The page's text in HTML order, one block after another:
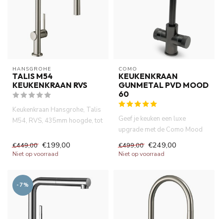
HANSGROHE
TALIS M54
KEUKENKRAAN RVS
Keukenkraan Hansgrohe, Talis
M54, RVS, 435mm hoogde, tot
€449,00 €199,00
Niet op voorraad
COMO
KEUKENKRAAN
GUNMETAL PVD MOOD
60
Geef je keuken een luxe
upgrade met de Como Mood
Dez...
€499,00 €249,00
Niet op voorraad
-7%